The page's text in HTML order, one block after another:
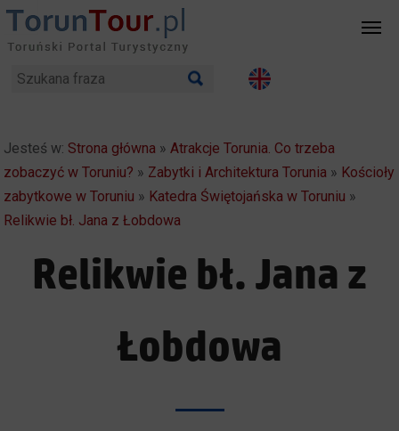
Jesteś w: Strona główna »Atrakcje Torunia. Co trzeba
zobaczyć w Toruniu? » Zabytki i Architektura Torunia » Kościoły
zabytkowe w Toruniu » Katedra Świętojańska w Toruniu »
Relikwie bł. Jana z Łobdowa
Relikwie bł. Jana z
Łobdowa